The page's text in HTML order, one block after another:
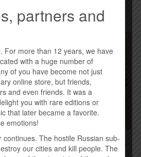
–
RIFFMASTER – КОТЛЕТА
ПО-КИЕВСКИ (2015)
partners and
For more than 12 years, we have
with a huge number of
of you have become not just
online store, but friends,
and even friends. It was a
you with rare editions or
that later became a favorite.
emotions!
continues. The hostile Russian sub-
our cities and kill people. The